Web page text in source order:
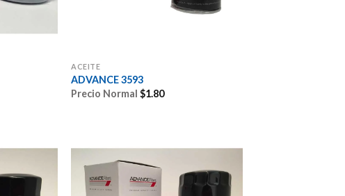
ACEITE
ADVANCE 3593
Precio Normal$1.80